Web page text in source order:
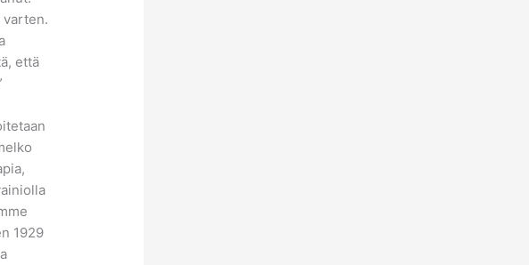
varten.
että
1929